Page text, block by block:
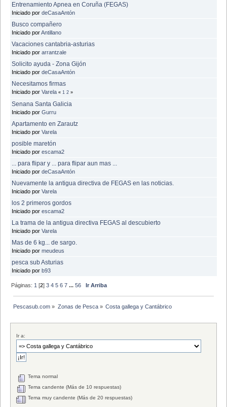
Entrenamiento Apnea en Coruña (FEGAS)
Iniciado por deCasaAntón
Busco compañero
Iniciado porAntillano
Vacaciones cantabria-asturias
Iniciado por arrantzale
Solicito ayuda - Zona Gijón
Iniciado por deCasaAntón
Necesitamos firmas
Iniciado por Varela « 1 2 »
Senana Santa Galicia
Iniciado por Gurru
Apartamento en Zarautz
Iniciado por Varela
posible maretón
Iniciado por escama2
... para flipar y ... para flipar aun mas ...
Iniciado por deCasaAntón
Nuevamente la antigua directiva de FEGAS en las noticias.
Iniciado por Varela
los 2 primeros gordos
Iniciado por escama2
La trama de la antigua directiva FEGAS al descubierto
Iniciado por Varela
Mas de 6 kg... de sargo.
Iniciado por meudeus
pesca sub Asturias
Iniciado por b93
Páginas: 1 [2]3 4 5 6 7 ...56 Ir Arriba
Pescasub.com » Zonas de Pesca» Costa gallega y Cantábrico
Ir a:
Tema normal
Tema candente (Más de 10 respuestas)
Tema muy candente (Más de 20 respuestas)